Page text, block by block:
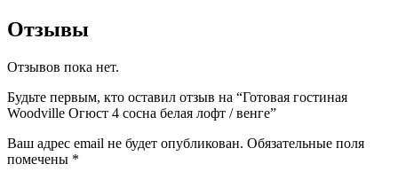
Отзывы
Отзывов пока нет.
Будьте первым, кто оставил отзыв на “Готовая гостиная
Woodville Огюст 4 сосна белая лофт / венге”
Ваш адрес email не будет опубликован. Обязательные поля
помечены *